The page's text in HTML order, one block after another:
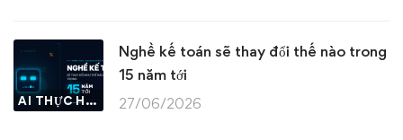
AI THỰC HÀNH
Nghề kế toán sẽ thay đổi thế nào trong
15 năm tới
27/06/2026